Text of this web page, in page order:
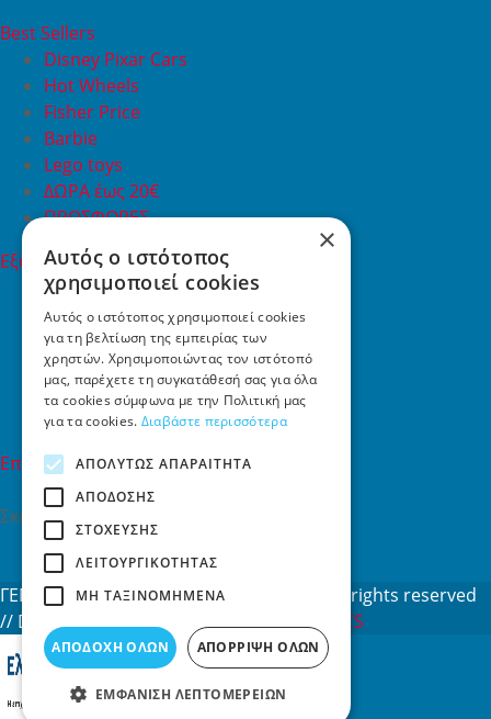
Best Sellers
Disney Pixar Cars
Hot Wheels
Fisher Price
Barbie
Lego toys
ΔΩΡΑ έως 20€
ΠΡΟΣΦΟΡΕΣ
Εξυπηρέτηση Πελατών
Εξυπηρέτηση πελατών
Συχνές ερωτήσεις
Όροι χρήσης
Τρόποι Πληρωμής
Επιστροφές
Επικοινωνία
Επικοινωνία
Σκαλάνι, Ηράκλειο Κρήτης
2810731415
info[at]toys4u.gr
ΓΕΜΗ: 188101127000 © 2026
All rights reserved
// Designed & developed byNETMECHANICS
×
Αυτός ο ιστότοπος
χρησιμοποιεί cookies
Αυτός ο ιστότοπος χρησιμοποιεί cookies
για τη βελτίωση της εμπειρίας των
χρηστών. Χρησιμοποιώντας τον ιστότοπό
μας, παρέχετε τη συγκατάθεσή σας για όλα
τα cookies σύμφωνα με την Πολιτική μας
για τα cookies. Διαβάστε περισσότερα
ΑΠΟΛΎΤΩΣ ΑΠΑΡΑΊΤΗΤΑ
ΑΠΌΔΟΣΗΣ
ΣΤΌΧΕΥΣΗΣ
ΛΕΙΤΟΥΡΓΙΚΌΤΗΤΑΣ
ΜΗ ΤΑΞΙΝΟΜΗΜΈΝΑ
ΑΠΟΔΟΧΉ ΌΛΩΝ ΑΠΌΡΡΙΨΗ ΌΛΩΝ
ΕΜΦΆΝΙΣΗ ΛΕΠΤΟΜΕΡΕΙΏΝ